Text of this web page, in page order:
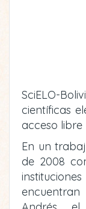
SciELO-
científicas
acceso
En un
de 2008